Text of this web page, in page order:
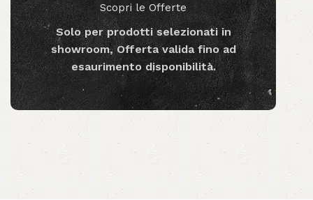
Scopri le Offerte
Solo per prodotti selezionati in
showroom, Offerta valida fino ad
esaurimento disponibilità.